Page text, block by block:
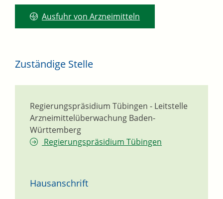
Ausfuhr von Arzneimitteln
Zuständige Stelle
Regierungspräsidium Tübingen - Leitstelle
Arzneimittelüberwachung Baden-
Württemberg
Regierungspräsidium Tübingen
Hausanschrift